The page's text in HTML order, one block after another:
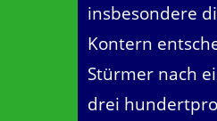
insbesondere
Kontern
Stürmer nach
drei